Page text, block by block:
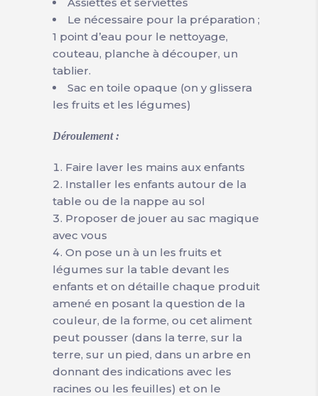
Le nécessaire pour la préparation ;
1 point d’eau pour le nettoyage,
couteau, planche à découper, un
tablier.
Sac en toile opaque (on y glissera
les fruits et les légumes)
Déroulement :
Faire laver les mains aux enfants
Installer les enfants autour de la
table ou de la nappe au sol
Proposer de jouer au sac magique
avec vous
On pose un à un les fruits et
légumes sur la table devant les
enfants et on détaille chaque produit
amené en posant la question de la
couleur, de la forme, ou cet aliment
peut pousser (dans la terre, sur la
terre, sur un pied, dans un arbre en
donnant des indications avec les
racines ou les feuilles) et on le